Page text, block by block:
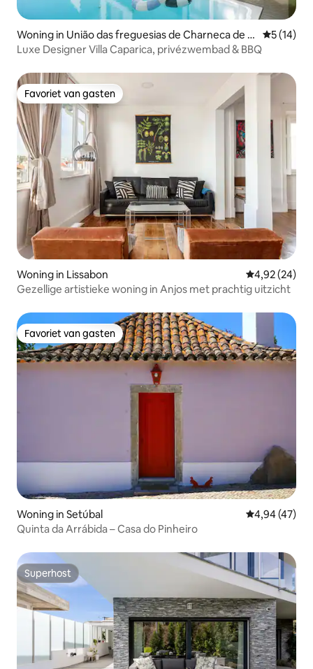
Woning in União das freguesias de Charneca de C
aparica e Sobreda
5 (14)
Luxe Designer Villa Caparica, privézwembad & BBQ
Favoriet van gasten
Favoriet van gasten
Woning in Lissabon Gemiddelde
4,92 (24)
Gezellige artistieke woning in Anjos met prachtig uitzicht
Favoriet van gasten
Favoriet van gasten
Woning in Setúbal Gemiddelde
4,94 (47)
Quinta da Arrábida – Casa do Pinheiro
Superhost
Superhost